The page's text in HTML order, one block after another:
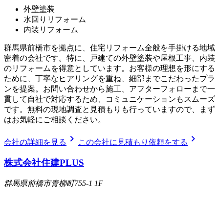
外壁塗装
水回りリフォーム
内装リフォーム
群馬県前橋市を拠点に、住宅リフォーム全般を手掛ける地域
密着の会社です。特に、戸建ての外壁塗装や屋根工事、内装
のリフォームを得意としています。お客様の理想を形にする
ために、丁寧なヒアリングを重ね、細部までこだわったプラ
ンを提案。お問い合わせから施工、アフターフォローまで一
貫して自社で対応するため、コミュニケーションもスムーズ
です。無料の現地調査と見積もりも行っていますので、まず
はお気軽にご相談ください。
会社の詳細を見る chevron_right この会社に見積もり依頼をする chevron_right
株式会社住建PLUS
群馬県前橋市青柳町755-1 1F